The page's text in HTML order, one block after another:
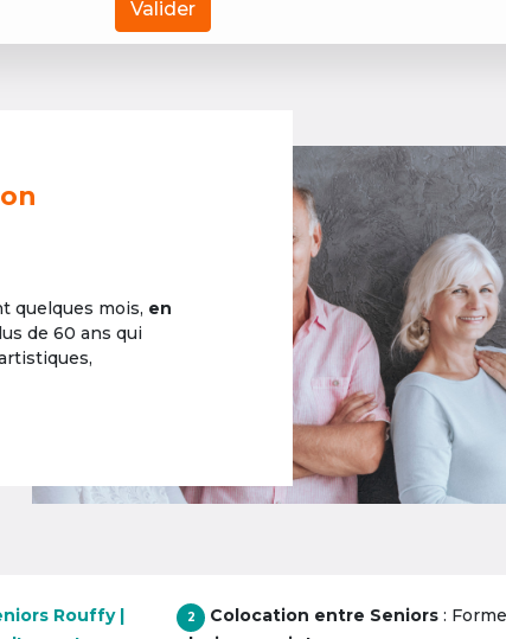
Valider
quelques mois, en
de 60 ans qui
Rouffy |
2 Colocation entre Seniors :